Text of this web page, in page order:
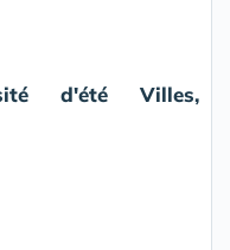
d'été Villes,